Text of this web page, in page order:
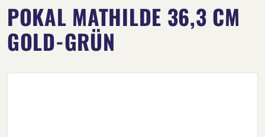
POKAL MATHILDE 36,3 CM
GOLD-GRÜN